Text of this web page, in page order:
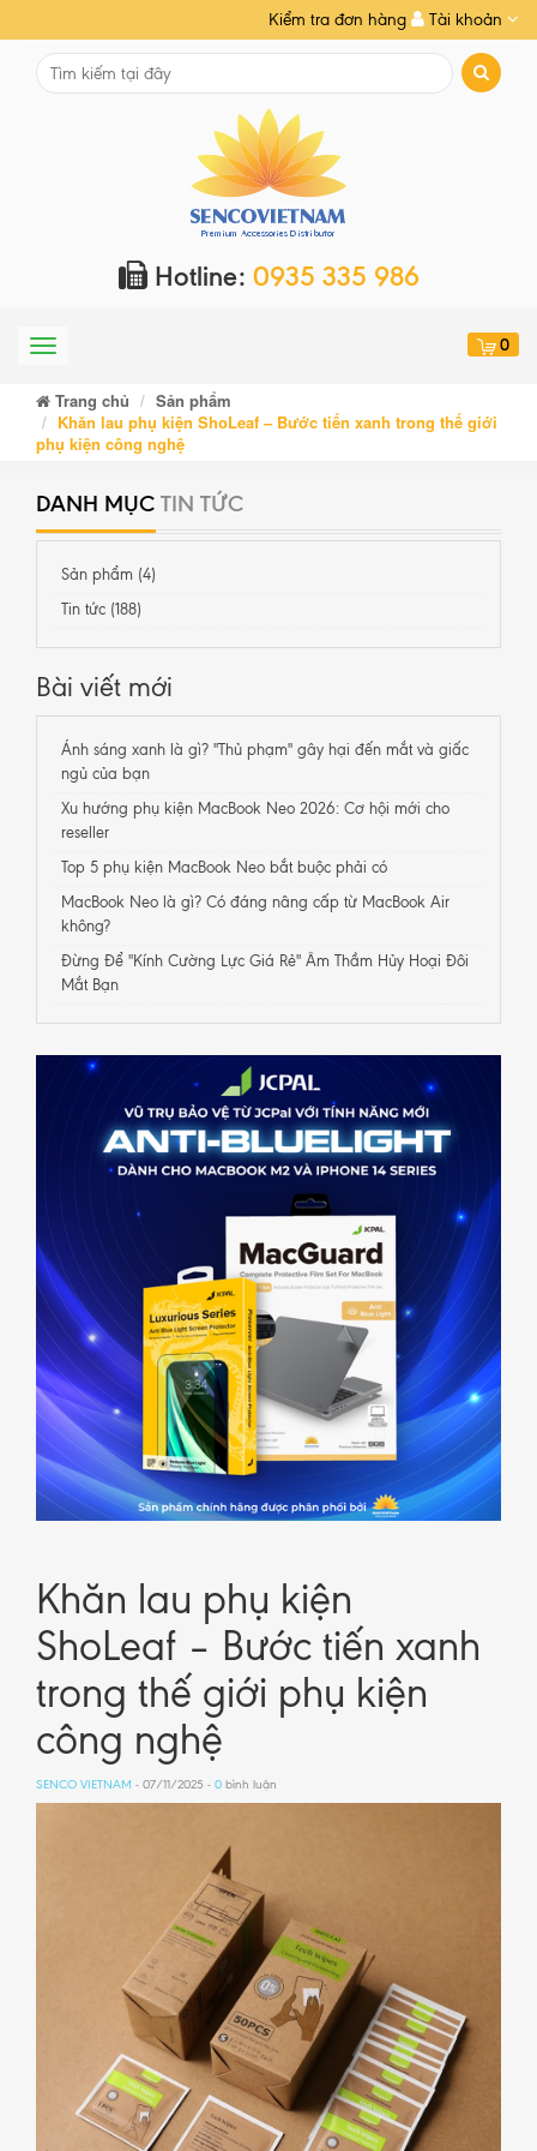
Kiểm tra đơn hàng Tài khoản
Hotline: 0935 335 986
Menu 0
Trang chủ
Sản phẩm
Khăn lau phụ kiện ShoLeaf – Bước tiến xanh trong thế giới
phụ kiện công nghệ
DANH MỤC TIN TỨC
Sản phẩm (4)
Tin tức (188)
Bài viết mới
Ánh sáng xanh là gì? "Thủ phạm" gây hại đến mắt và giấc
ngủ của bạn
Xu hướng phụ kiện MacBook Neo 2026: Cơ hội mới cho
reseller
Top 5 phụ kiện MacBook Neo bắt buộc phải có
MacBook Neo là gì? Có đáng nâng cấp từ MacBook Air
không?
Đừng Để "Kính Cường Lực Giá Rẻ" Âm Thầm Hủy Hoại Đôi
Mắt Bạn
Khăn lau phụ kiện
ShoLeaf – Bước tiến xanh
trong thế giới phụ kiện
công nghệ
SENCO VIETNAM - 07/11/2025 - 0 bình luận